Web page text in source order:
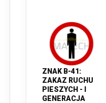
ZNAK B-41:
ZAKAZ RUCHU
PIESZYCH - I
GENERACJA